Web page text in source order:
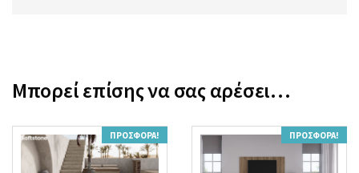
Μπορεί επίσης να σας αρέσει…
ΠΡΟΣΦΟΡΆ! ΠΡΟΣΦΟΡΆ!